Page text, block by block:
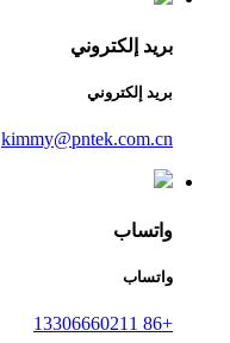
بريد إلكتروني
بريد إلكتروني
kimmy@pntek.com.cn
واتساب
واتساب
+86 13306660211